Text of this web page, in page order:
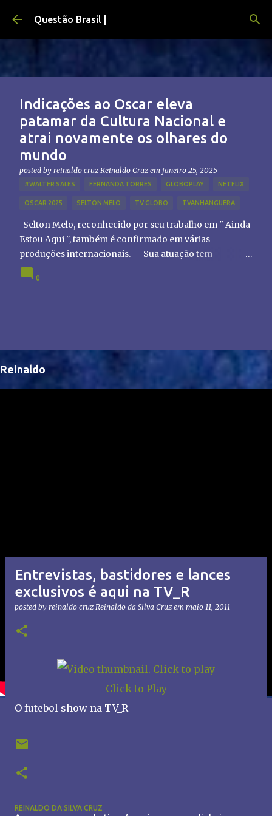
Pular para o conteúdo principal
Questão Brasil |
Indicações ao Oscar eleva
patamar da Cultura Nacional e
atrai novamente os olhares do
mundo
posted by reinaldo cruz Reinaldo Cruz em janeiro 25, 2025
#WALTER SALES FERNANDA TORRES GLOBOPLAY NETFLIX
OSCAR 2025 SELTON MELO TV GLOBO TVANHANGUERA
Selton Melo, reconhecido por seu trabalho em " Ainda
Estou Aqui ", também é confirmado em várias
produções internacionais. -- Sua atuação tem
chamado atenção de diretores e produtores fora do
Brasil, abrindo portas para novas oportunidades no
0
Reinaldo
Entrevistas, bastidores e lances
exclusivos é aqui na TV_R
posted by reinaldo cruz Reinaldo da Silva Cruz em maio 11, 2011
Click to Play
O futebol show na TV_R
REINALDO DA SILVA CRUZ